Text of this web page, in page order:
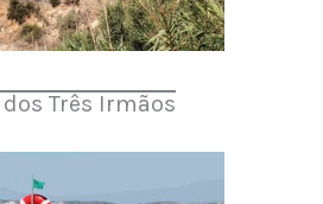
dos Três Irmãos